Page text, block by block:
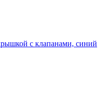
с клапанами, синий